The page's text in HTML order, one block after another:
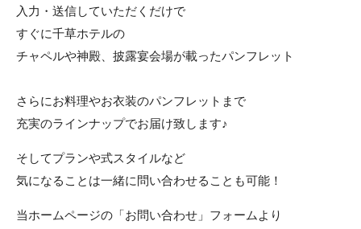
千草ホテル公式サイト
»プライバシーポリシー
入力・送信していただくだけで
すぐに千草ホテルの
チャペルや神殿、披露宴会場が載ったパンフレット
さらにお料理やお衣装のパンフレットまで
充実のラインナップでお届け致します♪
そしてプランや式スタイルなど
気になることは一緒に問い合わせることも可能！
当ホームページの「お問い合わせ」フォームより